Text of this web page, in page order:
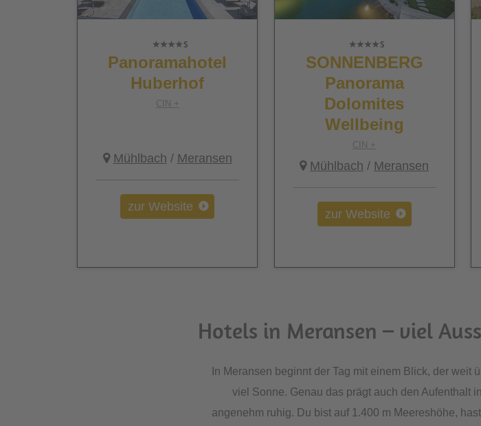
Panoramahotel
Huberhof
CIN +
Mühlbach / Meransen
zur Website
SONNENBERG
Panorama
Dolomites
Wellbeing
CIN +
Mühlbach / Meransen
zur Website
Hotels in Meransen – viel
In Meransen beginnt der Tag mit einem Blick, der weit
viel Sonne. Genau das prägt auch den Aufenthalt
angenehm ruhig. Du bist auf 1.400 m Meereshöhe,